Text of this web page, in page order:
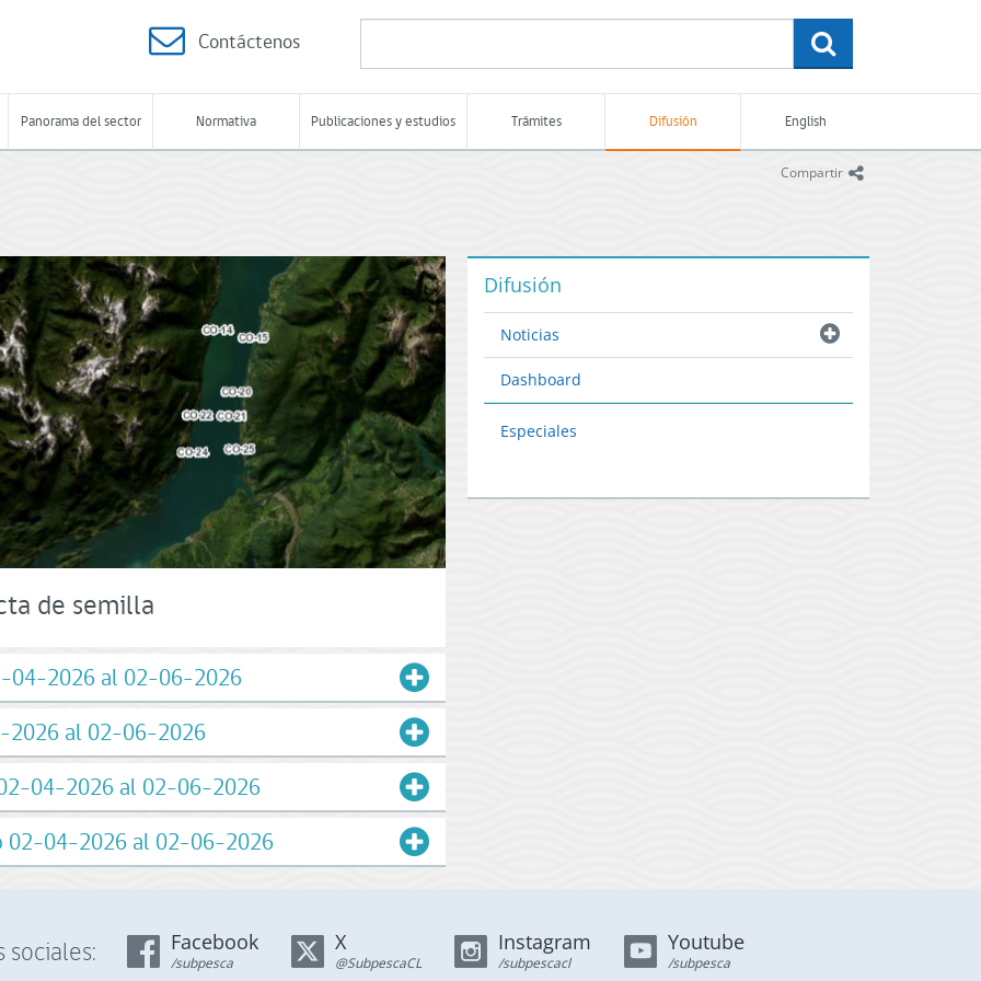
Contáctenos
Panorama del sector Normativa Publicaciones y estudios Trámites Difusión English
Compartir icono
de semilla
04-2026 al 02-06-2026
2026 al 02-06-2026
04-2026 al 02-06-2026
02-04-2026 al 02-06-2026
Difusión
Noticias
Dashboard
Especiales
sociales: Facebook
/subpesca
X
@SubpescaCL
Instagram
/subpescacl
Youtube
/subpesca